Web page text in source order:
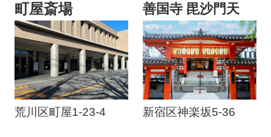
町屋斎場
荒川区町屋1-23-4
善国寺 毘沙門天
新宿区神楽坂5-36